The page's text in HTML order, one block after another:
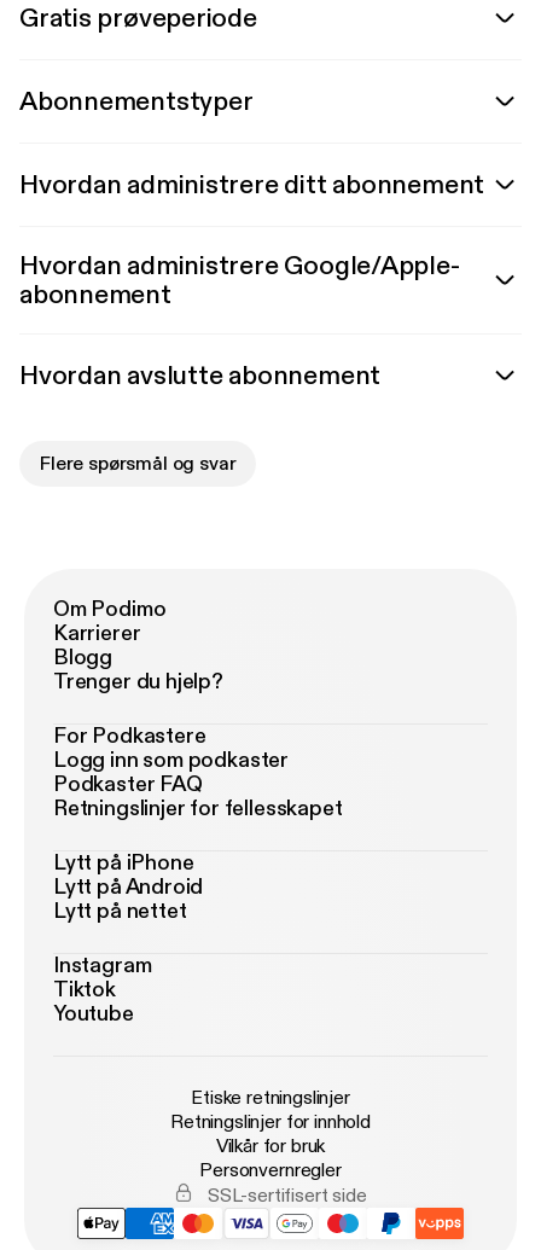
Gratis prøveperiode
Abonnementstyper
Hvordan administrere ditt abonnement
Hvordan administrere Google/Apple-
abonnement
Hvordan avslutte abonnement
Flere spørsmål og svar
Om Podimo
Karrierer
Blogg
Trenger du hjelp?
For Podkastere
Logg inn som podkaster
Podkaster FAQ
Retningslinjer for fellesskapet
Lytt på iPhone
Lytt på Android
Lytt på nettet
Instagram
Tiktok
Youtube
Etiske retningslinjer
Retningslinjer for innhold
Vilkår for bruk
Personvernregler
SSL-sertifisert side